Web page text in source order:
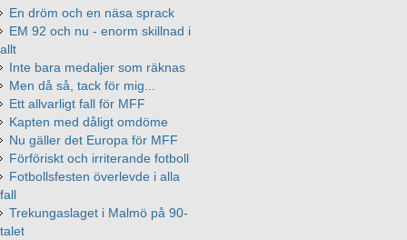
En dröm och en näsa sprack
EM 92 och nu - enorm skillnad i
allt
Inte bara medaljer som räknas
Men då så, tack för mig...
Ett allvarligt fall för MFF
Kapten med dåligt omdöme
Nu gäller det Europa för MFF
Förföriskt och irriterande fotboll
Fotbollsfesten överlevde i alla
fall
Trekungaslaget i Malmö på 90-
talet